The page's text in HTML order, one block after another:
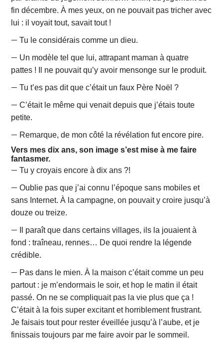
fin décembre. À mes yeux, on ne pouvait pas tricher avec
lui : il voyait tout, savait tout !
—Tu le considérais comme un dieu.
— Un modèle tel que lui, attrapant maman à quatre
pattes ! Il ne pouvait qu’y avoir mensonge sur le produit.
—Tu t’es pas dit que c’était un faux Père Noël ?
—C’était le même qui venait depuis que j’étais toute
petite.
— Remarque, de mon côté la révélation fut encore pire.
Vers mes dix ans, son image s’est mise à me faire
fantasmer.
—Tu y croyais encore à dix ans ?!
—Oublie pas que j’ai connu l’époque sans mobiles et
sans Internet. À la campagne, on pouvait y croire jusqu’à
douze ou treize.
—
Il paraît que dans certains villages, ils la jouaient à
fond : traîneau, rennes… De quoi rendre la légende
crédible.
— Pas dans le mien. À la maison c’était comme un peu
partout : je m’endormais le soir, et hop le matin il était
passé. On ne se compliquait pas la vie plus que ça !
C’était à la fois super excitant et horriblement frustrant.
Je faisais tout pour rester éveillée jusqu’à l’aube, et je
finissais toujours par me faire avoir par le sommeil.